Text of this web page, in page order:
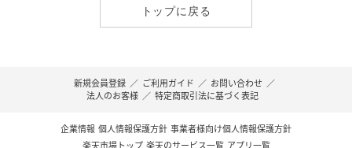
トップに戻る
新規会員登録 ／ ご利用ガイド ／ お問い合わせ ／
法人のお客様 ／ 特定商取引法に基づく表記
企業情報 個人情報保護方針 事業者様向け個人情報保護方針
楽天市場トップ 楽天のサービス一覧 アプリ一覧